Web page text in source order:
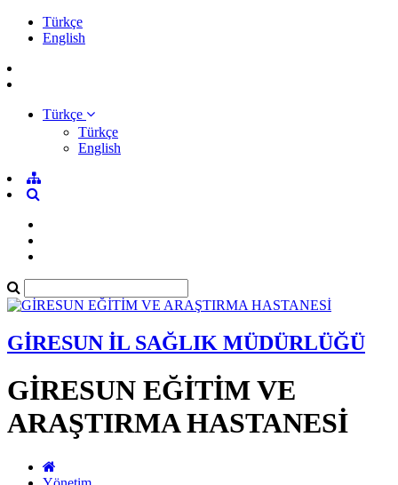
Türkçe
English
Türkçe
Türkçe
English
GİRESUN İL SAĞLIK MÜDÜRLÜĞÜ
GİRESUN EĞİTİM VE
ARAŞTIRMA HASTANESİ